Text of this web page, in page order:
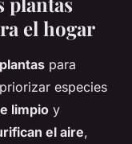
el hogar
para
especies
limpio y
el aire,